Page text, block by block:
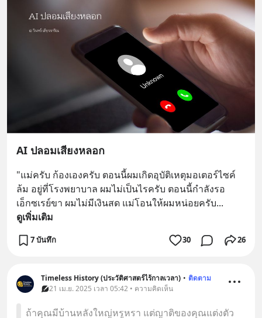
AI ปลอมเสียงหลอก
"แม่ครับ ก้องเองครับ ตอนนี้ผมเกิดอุบัติเหตุมอเตอร์ไซค์
ล้ม อยู่ที่โรงพยาบาล ผมไม่เป็นไรครับ ตอนนี้กำลังรอ
เอ็กซเรย์ขา ผมไม่มีเงินสด แม่โอนให้ผมหน่อยครับ...
ดูเพิ่มเติม
7 บันทึก 30 26
Timeless History (ประวัติศาสตร์ไร้กาลเวลา) • ติดตาม
21 เม.ย. 2025 เวลา 05:42 • ความคิดเห็น
ถ้าคุณมีบ้านหลังใหญ่หรูหรา แต่ญาติของคุณแต่งตัว